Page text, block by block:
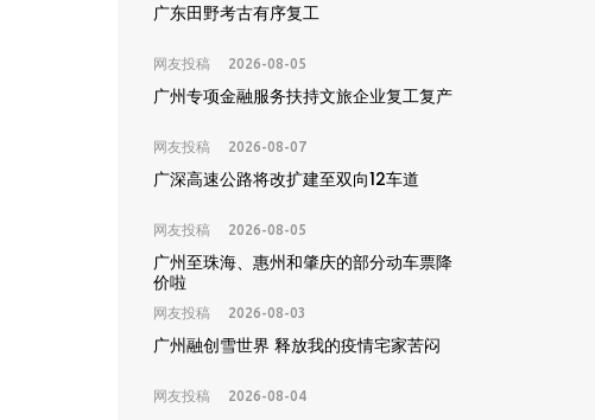
广东田野考古有序复工
网友投稿 2026-08-05
广州专项金融服务扶持文旅企业复工复产
网友投稿 2026-08-07
广深高速公路将改扩建至双向12车道
网友投稿 2026-08-05
广州至珠海、惠州和肇庆的部分动车票降
价啦
网友投稿 2026-08-03
广州融创雪世界 释放我的疫情宅家苦闷
网友投稿 2026-08-04